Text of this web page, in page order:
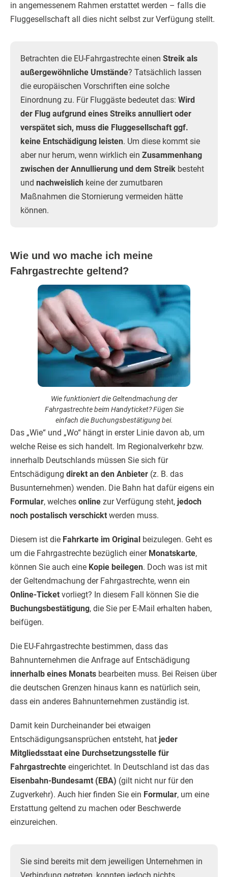
in angemessenem Rahmen erstattet werden – falls die
Fluggesellschaft all dies nicht selbst zur Verfügung stellt.
Betrachten die EU-Fahrgastrechte einen Streik als
außergewöhnliche Umstände? Tatsächlich lassen
die europäischen Vorschriften eine solche
Einordnung zu. Für Fluggäste bedeutet das: Wird
der Flug aufgrund eines Streiks annulliert oder
verspätet sich, muss die Fluggesellschaft ggf.
keine Entschädigung leisten. Um diese kommt sie
aber nur herum, wenn wirklich ein Zusammenhang
zwischen der Annullierung und dem Streik besteht
und nachweislich keine der zumutbaren
Maßnahmen die Stornierung vermeiden hätte
können.
Wie und wo mache ich meine
Fahrgastrechte geltend?
Wie funktioniert die Geltendmachung der
Fahrgastrechte beim Handyticket? Fügen Sie
einfach die Buchungsbestätigung bei.
Das „Wie“ und „Wo“ hängt in erster Linie davon ab, um
welche Reise es sich handelt. Im Regionalverkehr bzw.
innerhalb Deutschlands müssen Sie sich für
Entschädigung direkt an den Anbieter (z. B. das
Busunternehmen) wenden. Die Bahn hat dafür eigens ein
Formular, welches online zur Verfügung steht, jedoch
noch postalisch verschickt werden muss.
Diesem ist die Fahrkarte im Original beizulegen. Geht es
um die Fahrgastrechte bezüglich einer Monatskarte,
können Sie auch eine Kopie beilegen. Doch was ist mit
der Geltendmachung der Fahrgastrechte, wenn ein
Online-Ticket vorliegt? In diesem Fall können Sie die
Buchungsbestätigung, die Sie per E-Mail erhalten haben,
beifügen.
Die EU-Fahrgastrechte bestimmen, dass das
Bahnunternehmen die Anfrage auf Entschädigung
innerhalb eines Monats bearbeiten muss. Bei Reisen über
die deutschen Grenzen hinaus kann es natürlich sein,
dass ein anderes Bahnunternehmen zuständig ist.
Damit kein Durcheinander bei etwaigen
Entschädigungsansprüchen entsteht, hat jeder
Mitgliedsstaat eine Durchsetzungsstelle für
Fahrgastrechte eingerichtet. In Deutschland ist das das
Eisenbahn-Bundesamt (EBA) (gilt nicht nur für den
Zugverkehr). Auch hier finden Sie ein Formular, um eine
Erstattung geltend zu machen oder Beschwerde
einzureichen.
Sie sind bereits mit dem jeweiligen Unternehmen in